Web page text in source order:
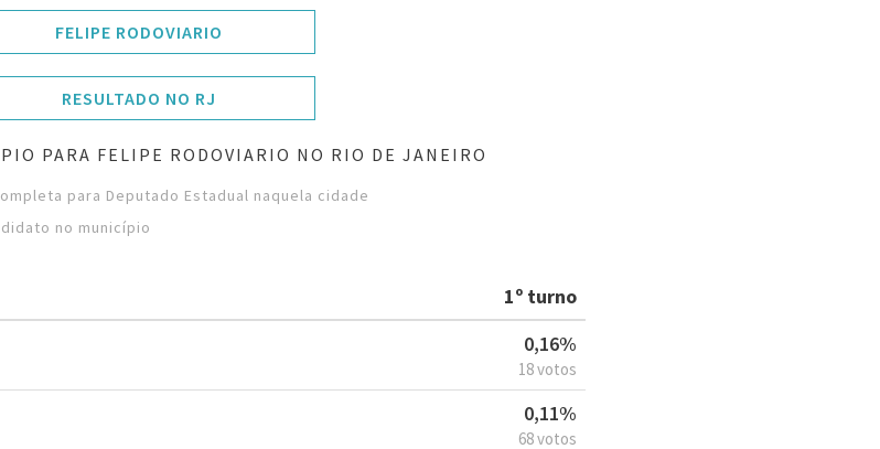
FELIPE RODOVIARIO
RESULTADO NO RJ
PARA FELIPE RODOVIARIO NO RIO DE JANEIRO
para Deputado Estadual naquela cidade
no município
1º turno
0,16%
18 votos
0,11%
68 votos